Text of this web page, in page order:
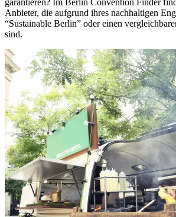
garantieren? Im Berlin Convention Finder
Anbieter, die aufgrund ihres nachhaltigen
“Sustainable Berlin” oder einen
sind.